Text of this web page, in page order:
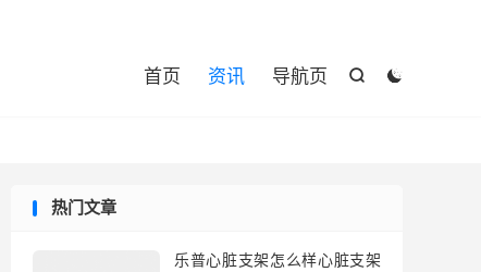


首页 资讯 导航页
热门文章
乐普心脏支架怎么样心脏支架